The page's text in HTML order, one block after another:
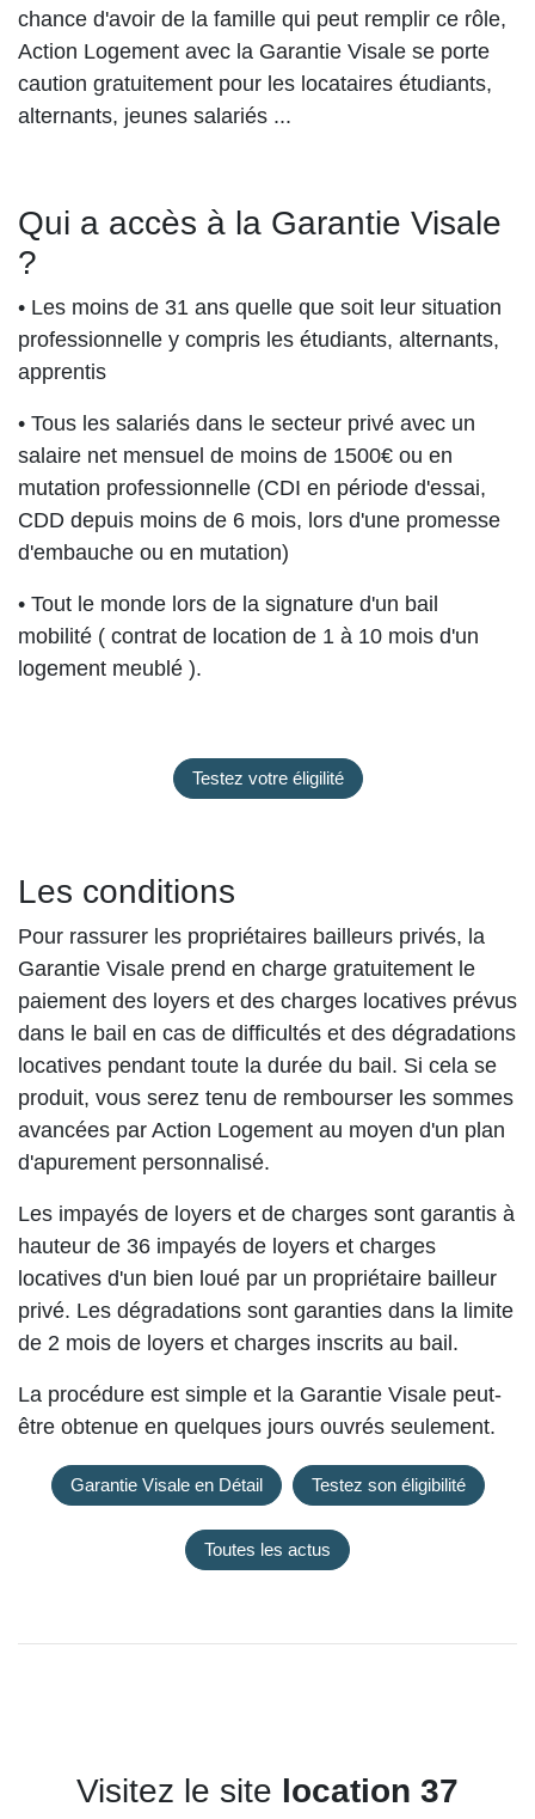
chance d'avoir de la famille qui peut remplir ce rôle,
Action Logement avec la Garantie Visale se porte
caution gratuitement pour les locataires étudiants,
alternants, jeunes salariés ...
Qui a accès à la Garantie Visale
?
• Les moins de 31 ans quelle que soit leur situation
professionnelle y compris les étudiants, alternants,
apprentis
• Tous les salariés dans le secteur privé avec un
salaire net mensuel de moins de 1500€ ou en
mutation professionnelle (CDI en période d'essai,
CDD depuis moins de 6 mois, lors d'une promesse
d'embauche ou en mutation)
• Tout le monde lors de la signature d'un bail
mobilité ( contrat de location de 1 à 10 mois d'un
logement meublé ).
Testez votre éligilité
Les conditions
Pour rassurer les propriétaires bailleurs privés, la
Garantie Visale prend en charge gratuitement le
paiement des loyers et des charges locatives prévus
dans le bail en cas de difficultés et des dégradations
locatives pendant toute la durée du bail. Si cela se
produit, vous serez tenu de rembourser les sommes
avancées par Action Logement au moyen d'un plan
d'apurement personnalisé.
Les impayés de loyers et de charges sont garantis à
hauteur de 36 impayés de loyers et charges
locatives d'un bien loué par un propriétaire bailleur
privé. Les dégradations sont garanties dans la limite
de 2 mois de loyers et charges inscrits au bail.
La procédure est simple et la Garantie Visale peut-
être obtenue en quelques jours ouvrés seulement.
Garantie Visale en Détail Testez son éligibilité
Toutes les actus
Visitez le site location 37